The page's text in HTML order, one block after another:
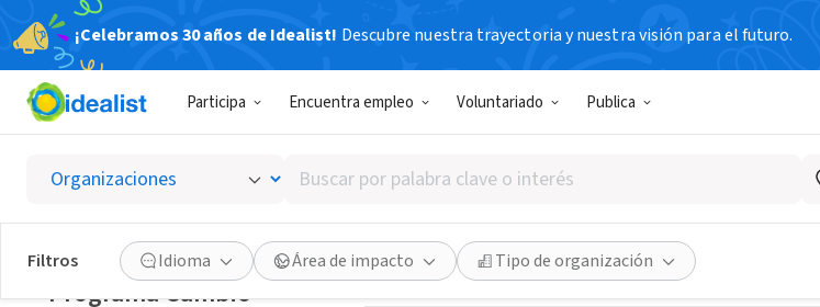
¡Celebramos 30 años de Idealist! Descubre nuestra trayectoria y nuestra visión para el futuro.
Participa Encuentra empleo Voluntariado Publica
Buscar
por
palabra
clave
o
Filtros Idioma Área de impacto Tipo de organización
Programa Cambio
Córdoba, XA, Argentina|www.programacambio.org
Guardar Compartir
Programa Cambio